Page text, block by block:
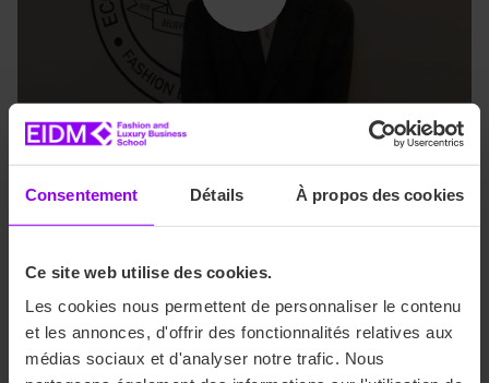
Consentement Détails À propos des cookies
Ce site web utilise des cookies.
Les cookies nous permettent de personnaliser le contenu
et les annonces, d'offrir des fonctionnalités relatives aux
médias sociaux et d'analyser notre trafic. Nous
Vous êtes étudiants à l'EIDM
Il suffit d’envoyer votre dossier avec vos relevés de note,
une lettre de motivation et un justificatif attestant d’un
niveau B2 en anglais.